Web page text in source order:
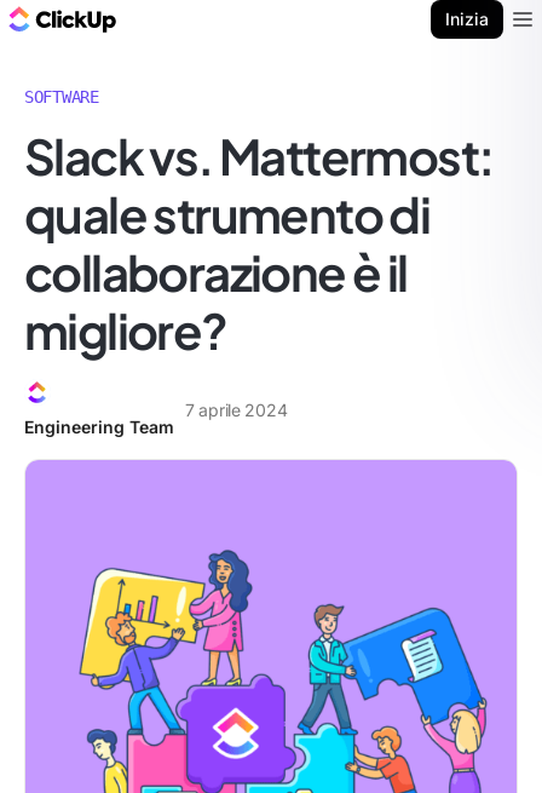
Inizia
SOFTWARE
Slack vs. Mattermost:
quale strumento di
collaborazione è il
migliore?
Engineering Team
7 aprile 2024